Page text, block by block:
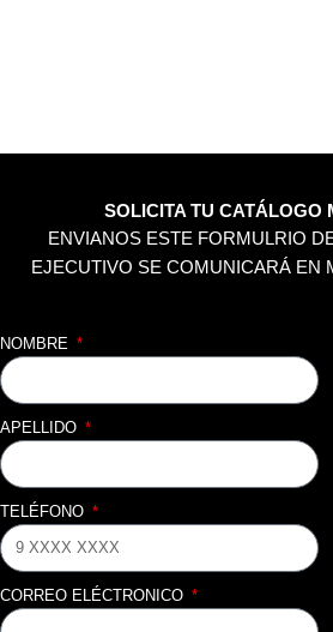
SOLICITA TU CATÁLOGO
ENVIANOS ESTE FORMULRIO
EJECUTIVO SE COMUNICARÁ EN
NOMBRE
APELLIDO
TELÉFONO
CORREO ELÉCTRONICO